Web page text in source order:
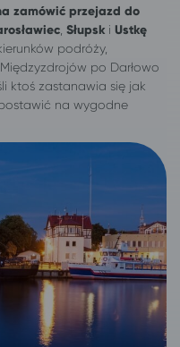
zamówić przejazd do
Słupsk i Ustkę
podróży,
po Darłowo
ktoś zastanawia się jak
na wygodne